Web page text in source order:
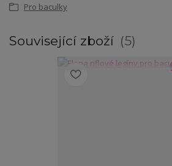
Pro baculky
Související zboží 5